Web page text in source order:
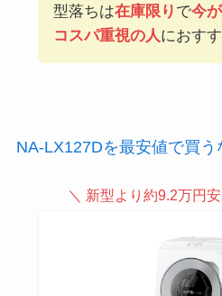
型落ちは在庫限り で今
コスパ重視の人におす
NA-LX127Dを最安値で買う
＼ 新型より約9.2万円